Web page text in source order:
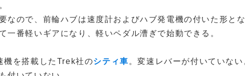
なので、前輪ハブは速度計およびハブ発電機の付いた形と
一番軽いギアになり、軽いペダル漕ぎで始動できる。
機を搭載したTrek社のシティ車 。変速レバーが付いていない